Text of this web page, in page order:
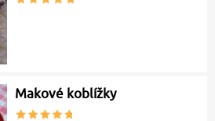
Makové koblížky